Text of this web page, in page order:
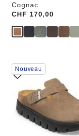
Cognac
Price:
CHF 170,00
Cliquer
sur
les
échantillons
couleurs
modifiera
l’image
Nouveau